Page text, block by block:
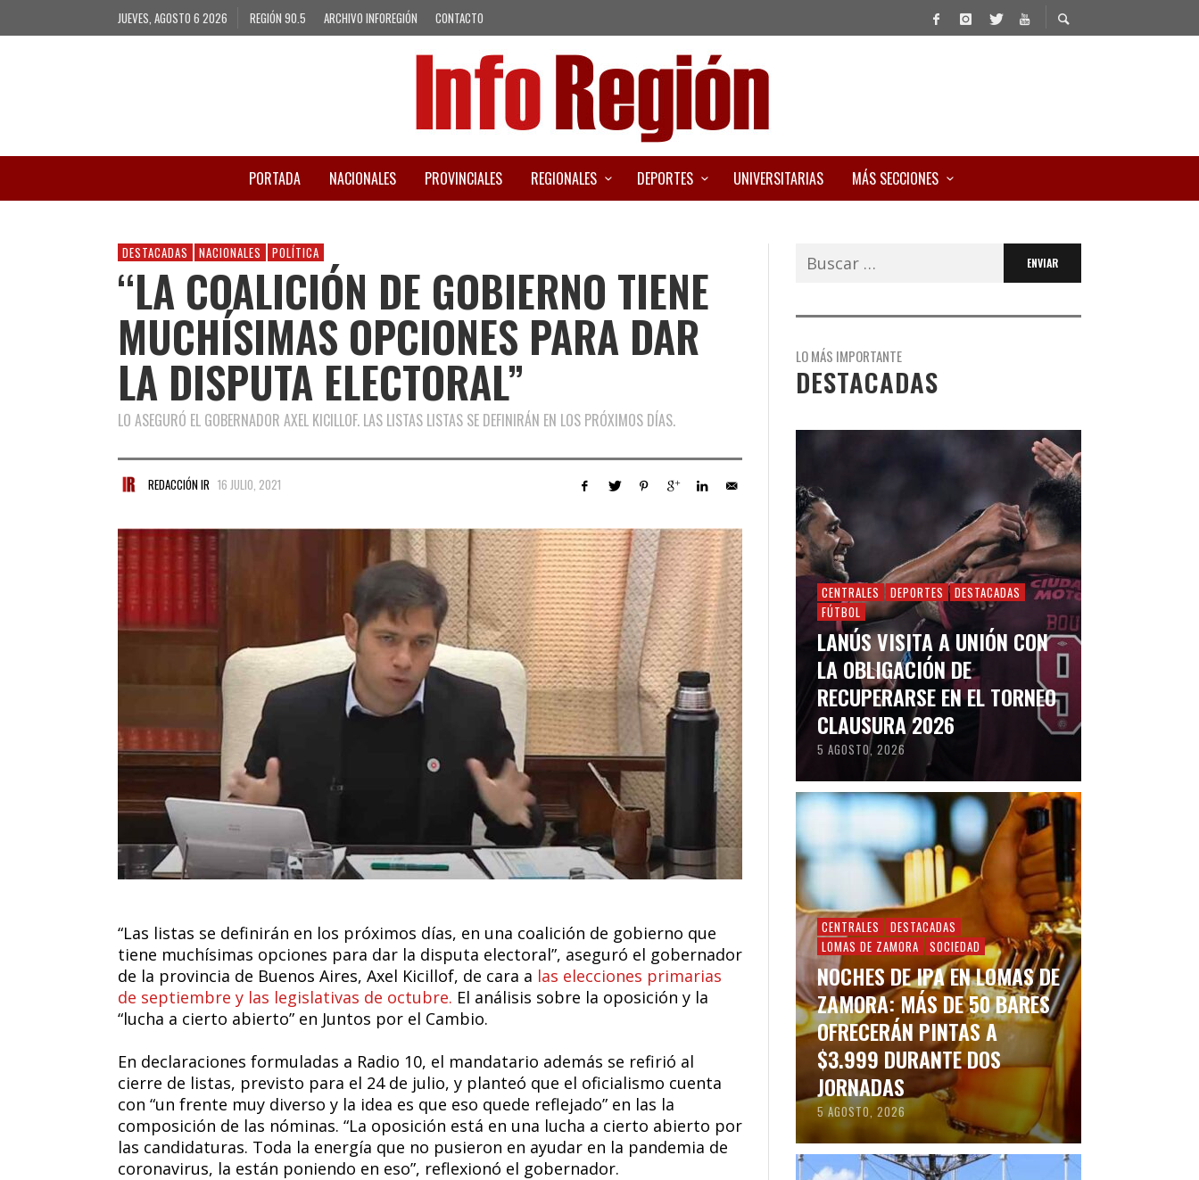
JUEVES, AGOSTO 6 2026 REGIÓN 90.5 ARCHIVO INFOREGIÓN CONTACTO
PORTADA NACIONALES PROVINCIALES REGIONALES DEPORTES UNIVERSITARIAS MÁS SECCIONES
DESTACADAS NACIONALES POLÍTICA
“LA COALICIÓN DE GOBIERNO TIENE
MUCHÍSIMAS OPCIONES PARA DAR
LA DISPUTA ELECTORAL”
LO ASEGURÓ EL GOBERNADOR AXEL KICILLOF. LAS LISTAS LISTAS SE DEFINIRÁN EN LOS PRÓXIMOS DÍAS.
REDACCIÓN IR 16 JULIO, 2021
“Las listas se definirán en los próximos días, en una coalición de gobierno que
tiene muchísimas opciones para dar la disputa electoral”, aseguró el gobernador
de la provincia de Buenos Aires, Axel Kicillof, de cara a las elecciones primarias
de septiembre y las legislativas de octubre. El análisis sobre la oposición y la
“lucha a cierto abierto” en Juntos por el Cambio.
En declaraciones formuladas a Radio 10, el mandatario además se refirió al
cierre de listas, previsto para el 24 de julio, y planteó que el oficialismo cuenta
con “un frente muy diverso y la idea es que eso quede reflejado” en las la
composición de las nóminas. “La oposición está en una lucha a cierto abierto por
las candidaturas. Toda la energía que no pusieron en ayudar en la pandemia de
coronavirus, la están poniendo en eso”, reflexionó el gobernador.
Buscar:
LO MÁS IMPORTANTE
DESTACADAS
CENTRALES DEPORTES
DESTACADAS
FÚTBOL
LANÚS VISITA A UNIÓN CON
LA OBLIGACIÓN DE
RECUPERARSE EN EL TORNEO
CLAUSURA 2026
5 AGOSTO, 2026
CENTRALES
DESTACADAS
LOMAS DE ZAMORA
SOCIEDAD
NOCHES DE IPA EN LOMAS DE
ZAMORA: MÁS DE 50 BARES
OFRECERÁN PINTAS A
$3.999 DURANTE DOS
JORNADAS
5 AGOSTO, 2026